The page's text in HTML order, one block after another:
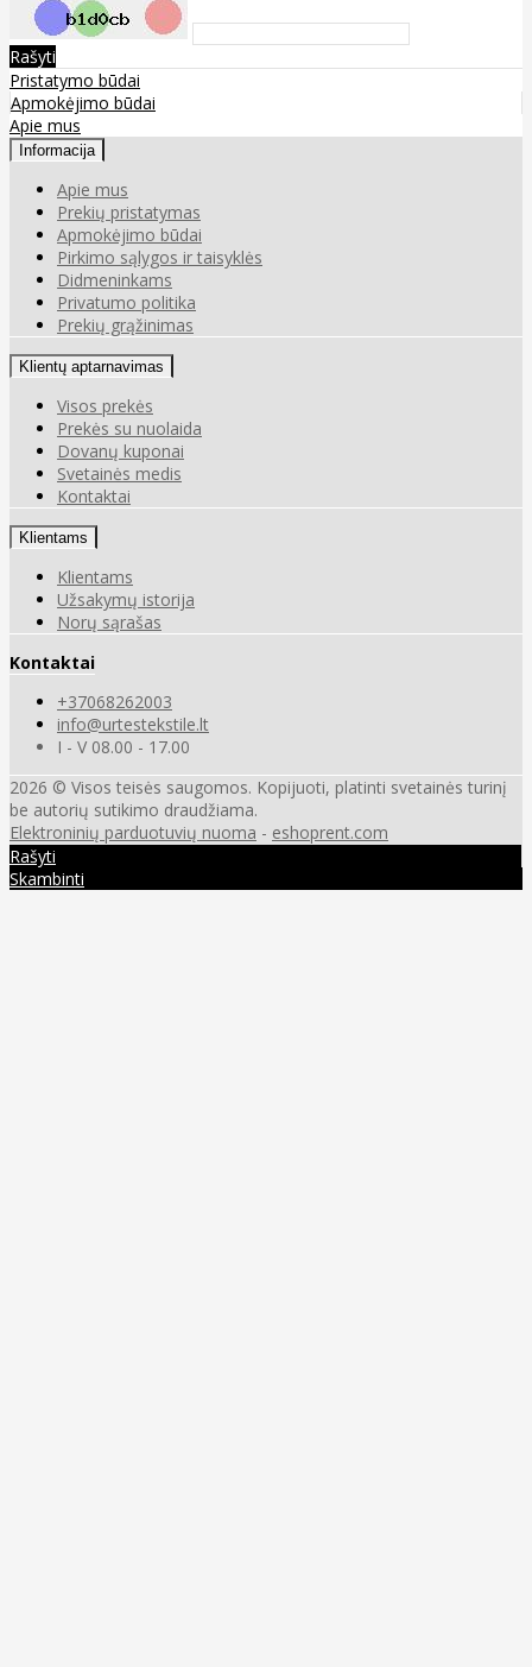
Rašyti
Pristatymo būdai
Apmokėjimo būdai
Apie mus
Informacija
Apie mus
Prekių pristatymas
Apmokėjimo būdai
Pirkimo sąlygos ir taisyklės
Didmeninkams
Privatumo politika
Prekių grąžinimas
Klientų aptarnavimas
Visos prekės
Prekės su nuolaida
Dovanų kuponai
Svetainės medis
Kontaktai
Klientams
Klientams
Užsakymų istorija
Norų sąrašas
Kontaktai
+37068262003
info@urtestekstile.lt
I - V 08.00 - 17.00
2026 © Visos teisės saugomos. Kopijuoti, platinti svetainės turinį
be autorių sutikimo draudžiama.
Elektroninių parduotuvių nuoma - eshoprent.com
Rašyti
Skambinti